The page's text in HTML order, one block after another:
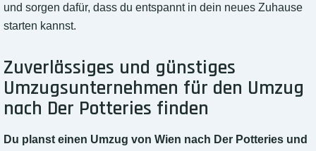
und sorgen dafür, dass du entspannt in dein neues Zuhause
starten kannst.
Zuverlässiges und günstiges
Umzugsunternehmen für den Umzug
nach Der Potteries finden
Du planst einen Umzug von Wien nach Der Potteries und